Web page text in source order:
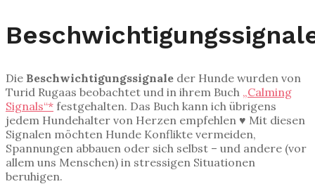
Die Beschwichtigungssignale der Hunde wurden von
Turid Rugaas beobachtet und in ihrem Buch „Calming
Signals“* festgehalten. Das Buch kann ich übrigens
jedem Hundehalter von Herzen empfehlen ♥ Mit diesen
Signalen möchten Hunde Konflikte vermeiden,
Spannungen abbauen oder sich selbst – und andere (vor
allem uns Menschen) in stressigen Situationen
beruhigen.